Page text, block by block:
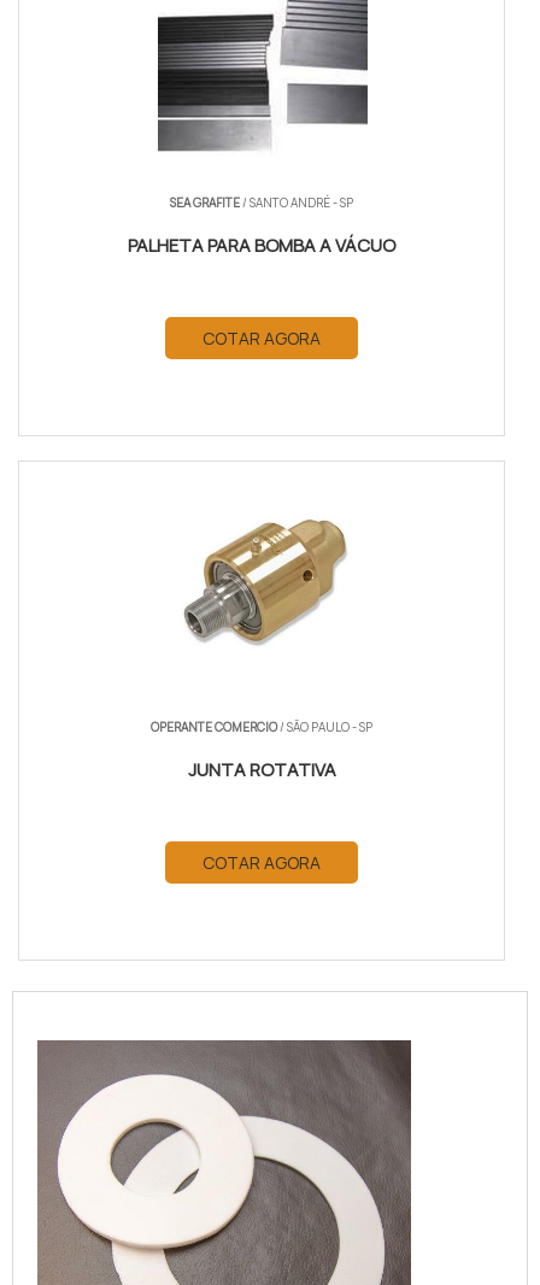
SEA GRAFITE/ SANTO ANDRÉ - SP
PALHETA PARA BOMBA A VÁCUO
COTAR AGORA
OPERANTE COMERCIO/ SÃO PAULO - SP
JUNTA ROTATIVA
COTAR AGORA